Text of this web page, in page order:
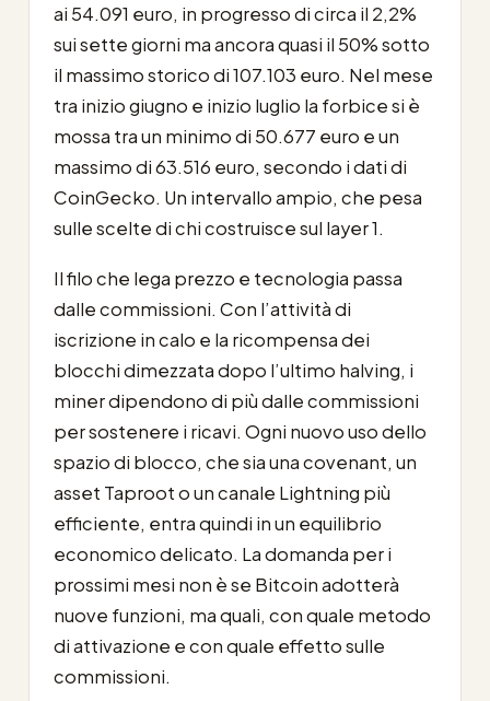
ai 54.091 euro, in progresso di circa il 2,2%
sui sette giorni ma ancora quasi il 50% sotto
il massimo storico di 107.103 euro. Nel mese
tra inizio giugno e inizio luglio la forbice si è
mossa tra un minimo di 50.677 euro e un
massimo di 63.516 euro, secondo i dati di
CoinGecko. Un intervallo ampio, che pesa
sulle scelte di chi costruisce sul layer 1.
Il filo che lega prezzo e tecnologia passa
dalle commissioni. Con l’attività di
iscrizione in calo e la ricompensa dei
blocchi dimezzata dopo l’ultimo halving, i
miner dipendono di più dalle commissioni
per sostenere i ricavi. Ogni nuovo uso dello
spazio di blocco, che sia una covenant, un
asset Taproot o un canale Lightning più
efficiente, entra quindi in un equilibrio
economico delicato. La domanda per i
prossimi mesi non è se Bitcoin adotterà
nuove funzioni, ma quali, con quale metodo
di attivazione e con quale effetto sulle
commissioni.